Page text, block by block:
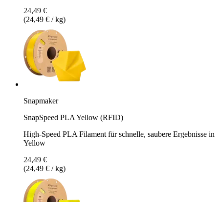
24,49 €
(24,49 € / kg)
Snapmaker
SnapSpeed PLA Yellow (RFID)
High-Speed PLA Filament für schnelle, saubere Ergebnisse in
Yellow
24,49 €
(24,49 € / kg)